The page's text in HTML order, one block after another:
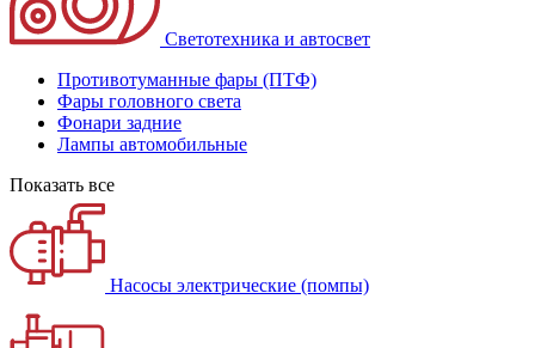
Светотехника и автосвет
Противотуманные фары (ПТФ)
Фары головного света
Фонари задние
Лампы автомобильные
Показать все
Насосы электрические (помпы)